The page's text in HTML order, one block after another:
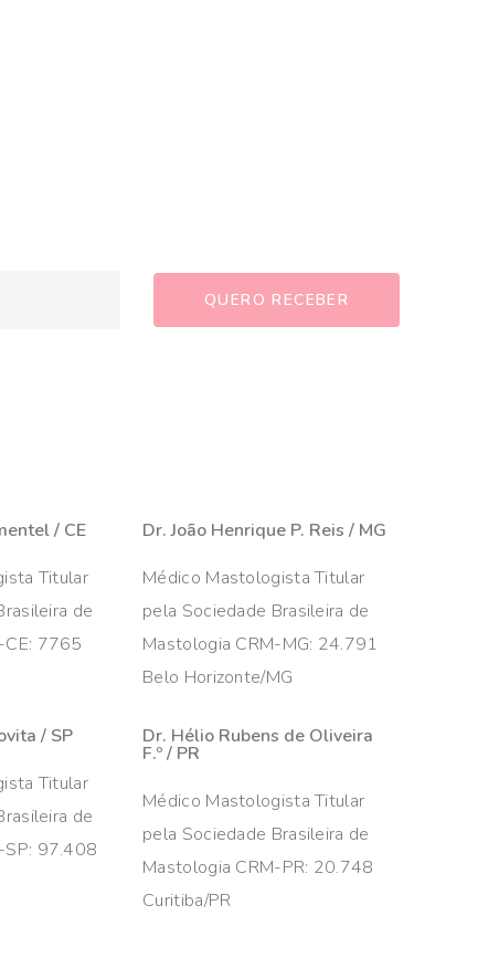
/ CE
Titular
de
CE: 7765
/ SP
Titular
de
SP: 97.408
Dr. João Henrique P. Reis / MG
Médico Mastologista Titular
pela Sociedade Brasileira de
Mastologia CRM-MG: 24.791
Belo Horizonte/MG
Dr. Hélio Rubens de Oliveira
F.º / PR
Médico Mastologista Titular
pela Sociedade Brasileira de
Mastologia CRM-PR: 20.748
Curitiba/PR